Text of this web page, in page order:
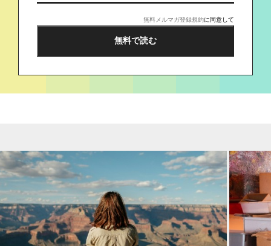
無料メルマガ登録規約に同意して